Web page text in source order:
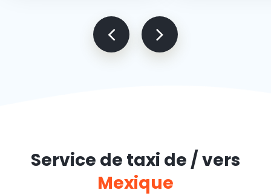
Service de taxi de / vers
Mexique